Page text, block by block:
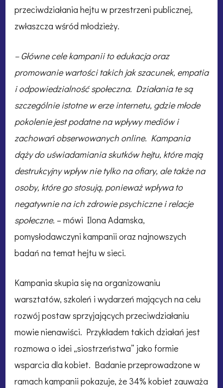
przeciwdziałania hejtu w przestrzeni publicznej,
zwłaszcza wśród młodzieży.
– Główne cele kampanii to edukacja oraz
promowanie wartości takich jak szacunek, empatia
i odpowiedzialność społeczna. Działania te są
szczególnie istotne w erze internetu, gdzie młode
pokolenie jest podatne na wpływy mediów i
zachowań obserwowanych online. Kampania
dąży do uświadamiania skutków hejtu, które mają
destrukcyjny wpływ nie tylko na ofiary, ale także na
osoby, które go stosują, ponieważ wpływa to
negatywnie na ich zdrowie psychiczne i relacje
społeczne. – mówi Ilona Adamska,
pomysłodawczyni kampanii oraz najnowszych
badań na temat hejtu w sieci.
Kampania skupia się na organizowaniu
warsztatów, szkoleń i wydarzeń mających na celu
rozwój postaw sprzyjających przeciwdziałaniu
mowie nienawiści. Przykładem takich działań jest
rozmowa o idei „siostrzeństwa” jako formie
wsparcia dla kobiet. Badanie przeprowadzone w
ramach kampanii pokazuje, że 34% kobiet zauważa